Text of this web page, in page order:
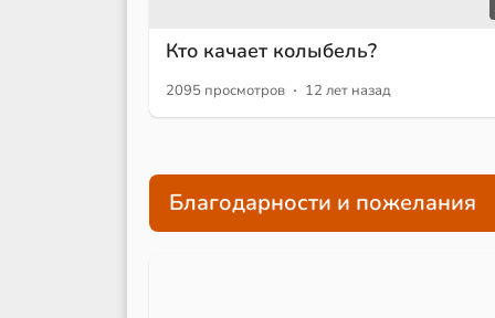
Кто качает колыбель?
2095 просмотров · 12 лет назад
Благодарности и пожелания